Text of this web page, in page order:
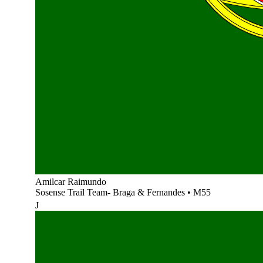
Amilcar Raimundo
Sosense Trail Team- Braga & Fernandes • M55
J